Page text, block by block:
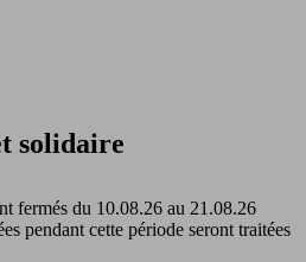
solidaire
fermés du 10.08.26 au 21.08.26
pendant cette période seront traitées